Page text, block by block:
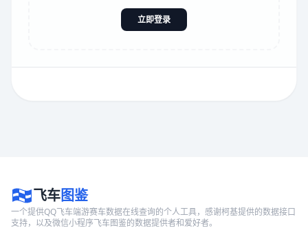
立即登录
飞车图鉴
一个提供QQ飞车端游赛车数据在线查询的个人工具，感谢柯基提供的数据接口
支持，以及微信小程序飞车图鉴的数据提供者和爱好者。